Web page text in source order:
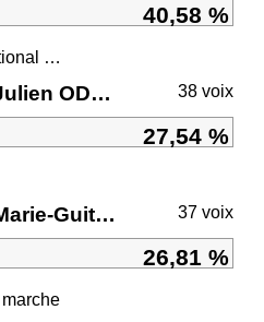
40,58 %
RN - Rassemblement national et ses alliés
Liste conduite par Julien ODOUL 38 voix
27,54 %
Liste conduite par Marie-Guite DUFAY 37 voix
26,81 %